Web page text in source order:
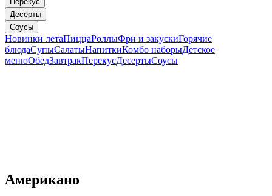
Десерты
Соусы
Новинки летаПиццаРоллыФри и закускиГорячие
блюдаСупыСалатыНапиткиКомбо наборыДетское
менюОбедЗавтракПерекусДесертыСоусы
Американо